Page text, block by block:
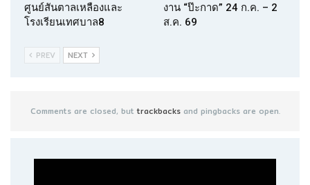
ศูนย์สันตาลเหลืองและ
โรงเรียนเทศบาล8
งาน “ป๊ะกาด” 24 ก.ค. – 2
ส.ค. 69
PREV NEXT
Comments are closed, buttrackbacksand pingbacks are open.